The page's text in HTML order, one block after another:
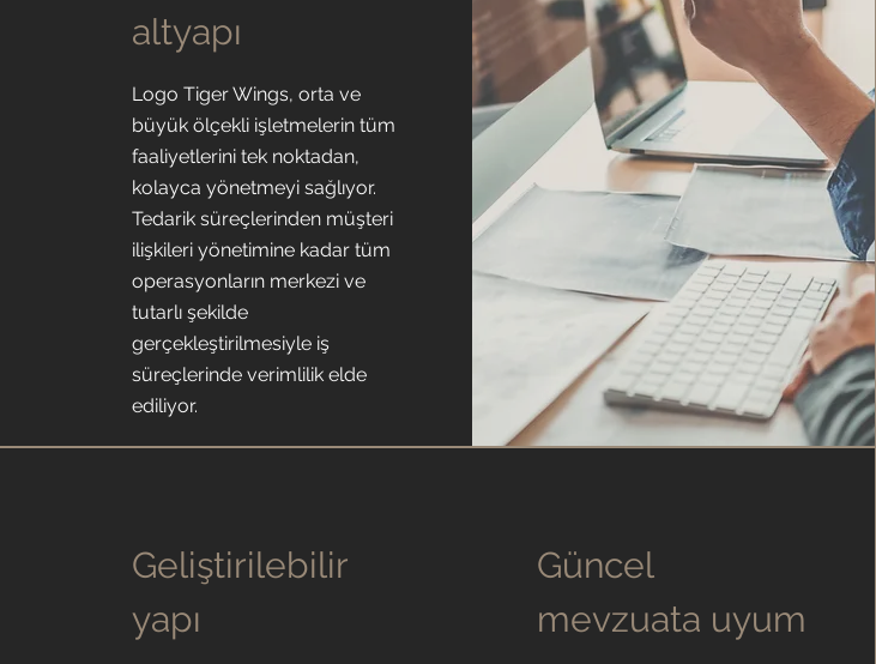
altyapı
Logo Tiger Wings, orta ve
büyük ölçekli işletmelerin tüm
faaliyetlerini tek noktadan,
kolayca yönetmeyi sağlıyor.
Tedarik süreçlerinden müşteri
ilişkileri yönetimine kadar tüm
operasyonların merkezi ve
tutarlı şekilde
gerçekleştirilmesiyle iş
süreçlerinde verimlilik elde
ediliyor.
Geliştirilebilir
yapı
Güncel
mevzuata uyum